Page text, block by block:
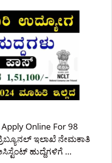
Online For 98
ಇಲಾಖೆ ನೇಮಕಾತಿ
ಹುದ್ದೆಗಳಿಗೆ …